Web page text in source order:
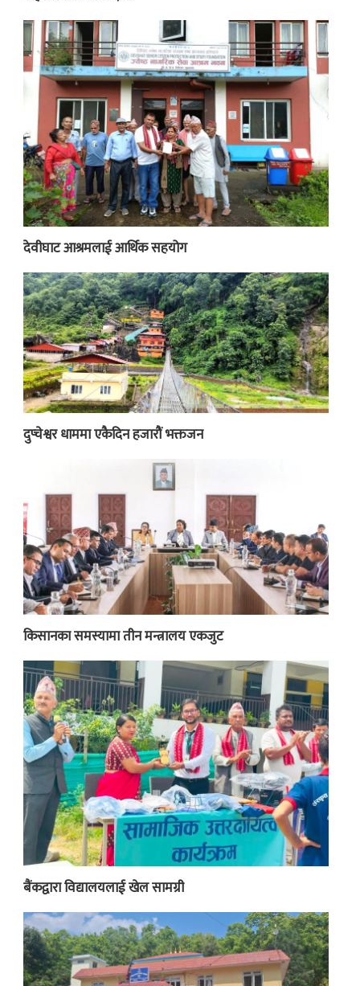
देवीघाट आश्रमलाई आर्थिक सहयोग
दुप्चेश्वर धाममा एकैदिन हजारौं भक्तजन
किसानका समस्यामा तीन मन्त्रालय एकजुट
बैंकद्वारा विद्यालयलाई खेल सामग्री